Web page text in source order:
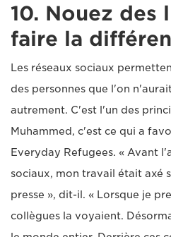
10. Nouez des
faire la
Les réseaux sociaux
des personnes que l'on
autrement. C'est l'un des
Muhammed, c'est ce qui a
Everyday Refugees. « Avant
sociaux, mon travail était axé
presse », dit-il. « Lorsque je
collègues la voyaient.